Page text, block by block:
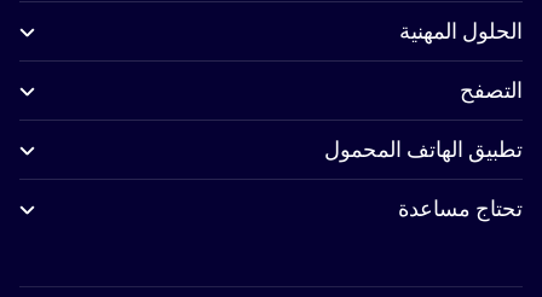
الحلول المهنية
التصفح
تطبيق الهاتف المحمول
تحتاج مساعدة